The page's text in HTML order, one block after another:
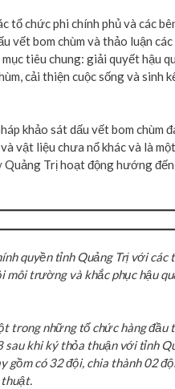
tổ chức phi chính phủ và các
vết bom chùm và thảo luận
tiêu chung: giải quyết hậu
cải thiện cuộc sống và
khảo sát dấu vết bom chùm
vật liệu chưa nổ khác và là
Quảng Trị hoạt động hướng
quyền tỉnh Quảng Trị với các
môi trường và khắc phục hậu
trong những tổ chức hàng
khi ký thỏa thuận với tỉnh
gồm có 32 đội, chia thành 02